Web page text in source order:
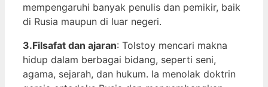
mempengaruhi banyak penulis dan pemikir, baik
di Rusia maupun di luar negeri.
3.Filsafat dan ajaran: Tolstoy mencari makna
hidup dalam berbagai bidang, seperti seni,
agama, sejarah, dan hukum. Ia menolak doktrin